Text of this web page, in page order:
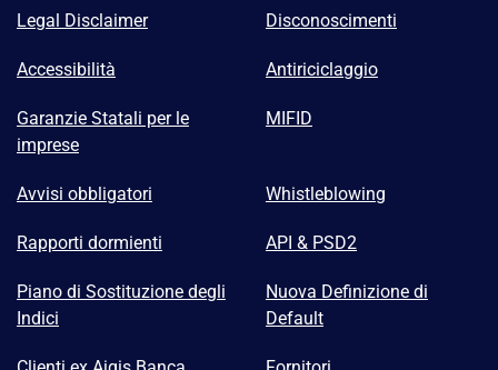
Legal Disclaimer Disconoscimenti
Accessibilità Antiriciclaggio
Garanzie Statali per le
imprese
MIFID
Avvisi obbligatori Whistleblowing
Rapporti dormienti API & PSD2
Piano di Sostituzione degli
Indici
Nuova Definizione di
Default